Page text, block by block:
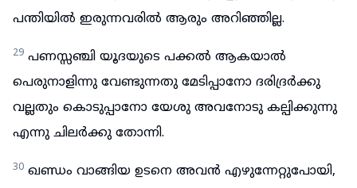
പന്തിയിൽ ഇരുന്നവരിൽ ആരും അറിഞ്ഞില്ല.
29 പണസ്സഞ്ചി യൂദയുടെ പക്കൽ ആകയാൽ
പെരുനാളിന്നു വേണ്ടുന്നതു മേടിപ്പാനോ ദരിദ്രർക്കു
വല്ലതും കൊടുപ്പാനോ യേശു അവനോടു കല്പിക്കുന്നു
എന്നു ചിലർക്കു തോന്നി.
30 ഖണ്ഡം വാങ്ങിയ ഉടനെ അവൻ എഴുന്നേറ്റുപോയി,